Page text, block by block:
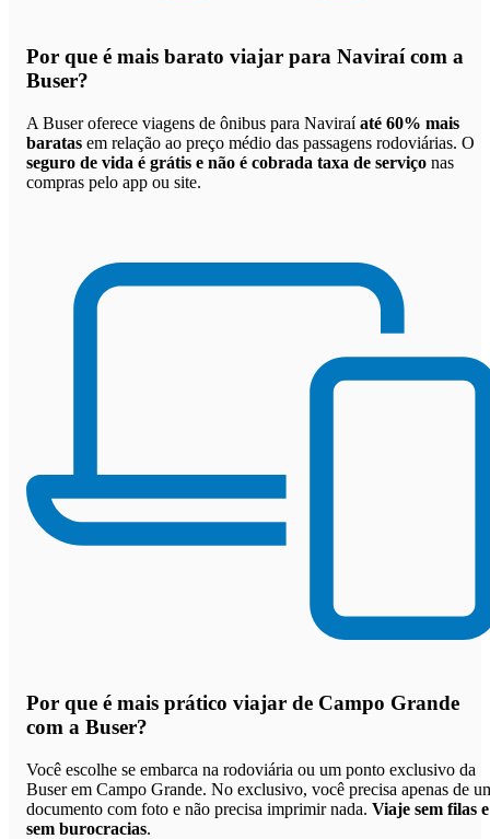
Por que é mais barato viajar para Naviraí com a
Buser?
A Buser oferece viagens de ônibus para Naviraíaté 60% mais
baratas em relação ao preço médio das passagens rodoviárias. O
seguro de vida é grátis e não é cobrada taxa de serviço nas
compras pelo app ou site.
Por que é mais prático viajar de Campo Grande
com a Buser?
Você escolhe se embarca na rodoviária ou um ponto exclusivo da
Buser em Campo Grande. No exclusivo, você precisa apenas de
documento com foto e não precisa imprimir nada. Viaje sem filas e
sem burocracias.